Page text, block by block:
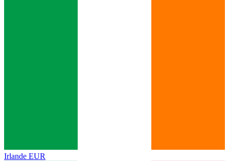
Irlande EUR